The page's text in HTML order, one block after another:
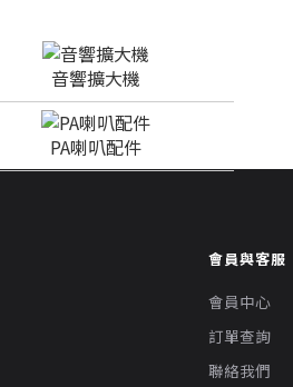
音響擴大機
PA喇叭配件
會員與客服
會員中心
訂單查詢
聯絡我們